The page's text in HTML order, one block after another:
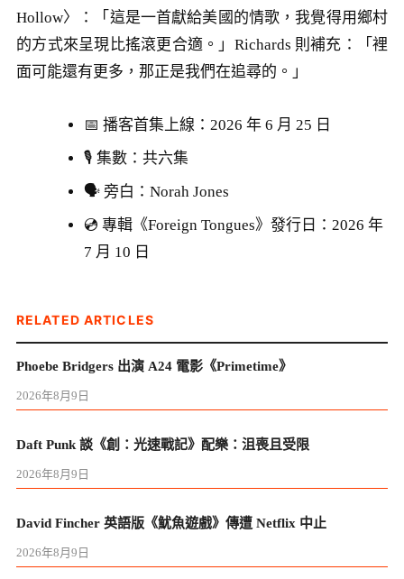
Hollow〉：「這是一首獻給美國的情歌，我覺得用鄉村
的方式來呈現比搖滾更合適。」Richards 則補充：「裡
面可能還有更多，那正是我們在追尋的。」
📅 播客首集上線：2026 年 6 月 25 日
🎙 集數：共六集
🗣 旁白：Norah Jones
💿 專輯《Foreign Tongues》發行日：2026 年
7 月 10 日
RELATED ARTICLES
Phoebe Bridgers 出演 A24 電影《Primetime》
2026年8月9日
Daft Punk 談《創：光速戰記》配樂：沮喪且受限
2026年8月9日
David Fincher 英語版《魷魚遊戲》傳遭 Netflix 中止
2026年8月9日